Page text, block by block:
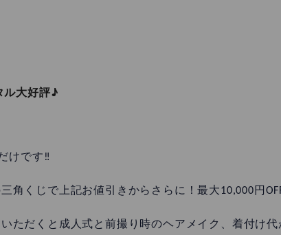
ル大好評♪
けです‼
角くじで上記お値引きからさらに！最大10,000円
ただくと成人式と前撮り時のヘアメイク、着付け代